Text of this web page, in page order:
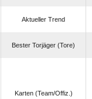
Aktueller Trend
Bester Torjäger (Tore)
Karten (Team/Offiz.)